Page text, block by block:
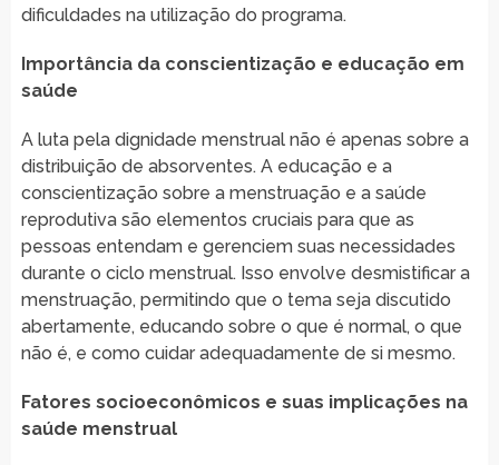
dificuldades na utilização do programa.
Importância da conscientização e educação em
saúde
A luta pela dignidade menstrual não é apenas sobre a
distribuição de absorventes. A educação e a
conscientização sobre a menstruação e a saúde
reprodutiva são elementos cruciais para que as
pessoas entendam e gerenciem suas necessidades
durante o ciclo menstrual. Isso envolve desmistificar a
menstruação, permitindo que o tema seja discutido
abertamente, educando sobre o que é normal, o que
não é, e como cuidar adequadamente de si mesmo.
Fatores socioeconômicos e suas implicações na
saúde menstrual